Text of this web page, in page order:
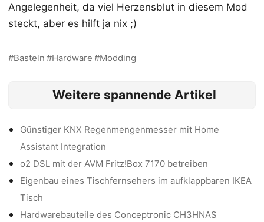
Angelegenheit, da viel Herzensblut in diesem Mod
steckt, aber es hilft ja nix ;)
Basteln Hardware Modding
Weitere spannende Artikel
Günstiger KNX Regenmengenmesser mit Home
Assistant Integration
o2 DSL mit der AVM Fritz!Box 7170 betreiben
Eigenbau eines Tischfernsehers im aufklappbaren IKEA
Tisch
Hardwarebauteile des Conceptronic CH3HNAS